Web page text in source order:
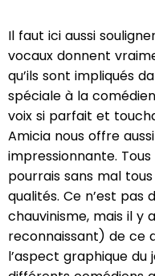
Il faut ici aussi
vocaux donnent
qu’ils sont impliqués
spéciale à la
voix si parfait et
Amicia nous offre
impressionnante.
pourrais sans mal
qualités. Ce n’est pas
chauvinisme, mais il y
reconnaissant) de ce
l’aspect graphique du